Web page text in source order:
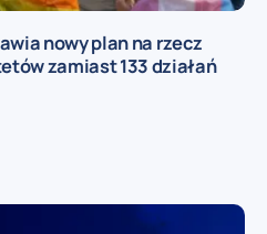
nowy plan na rzecz
zamiast 133 działań